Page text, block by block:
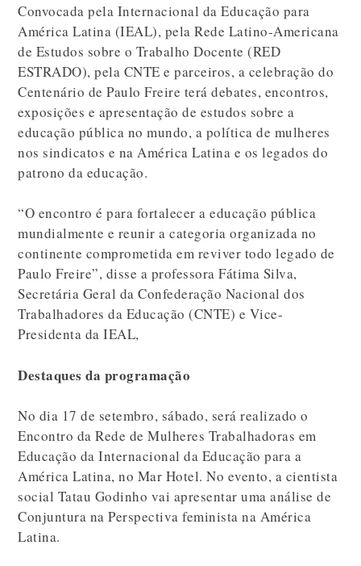
Convocada pela Internacional da Educação para
América Latina (IEAL), pela Rede Latino-Americana
de Estudos sobre o Trabalho Docente (RED
ESTRADO), pela CNTE e parceiros, a celebração do
Centenário de Paulo Freire terá debates, encontros,
exposições e apresentação de estudos sobre a
educação pública no mundo, a política de mulheres
nos sindicatos e na América Latina e os legados do
patrono da educação.
“O encontro é para fortalecer a educação pública
mundialmente e reunir a categoria organizada no
continente comprometida em reviver todo legado de
Paulo Freire”, disse a professora Fátima Silva,
Secretária Geral da Confederação Nacional dos
Trabalhadores da Educação (CNTE) e Vice-
Presidenta da IEAL,
Destaques da programação
No dia 17 de setembro, sábado, será realizado o
Encontro da Rede de Mulheres Trabalhadoras em
Educação da Internacional da Educação para a
América Latina, no Mar Hotel. No evento, a cientista
social Tatau Godinho vai apresentar uma análise de
Conjuntura na Perspectiva feminista na América
Latina.